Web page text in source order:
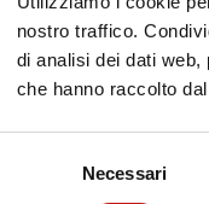
nostro traffico.
di analisi dei dati
che hanno raccolto
Necessari
« INDIETRO